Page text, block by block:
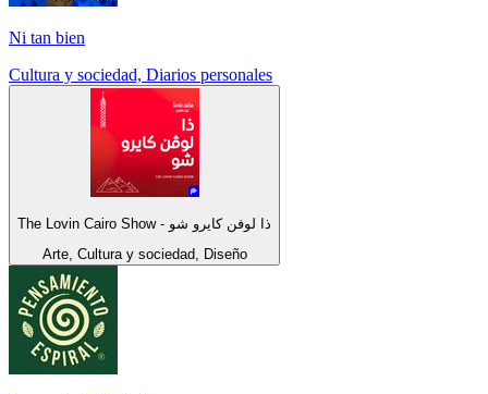
Ni tan bien
Cultura y sociedad, Diarios personales
The Lovin Cairo Show - ذا لوفن كايرو شو
Arte, Cultura y sociedad, Diseño